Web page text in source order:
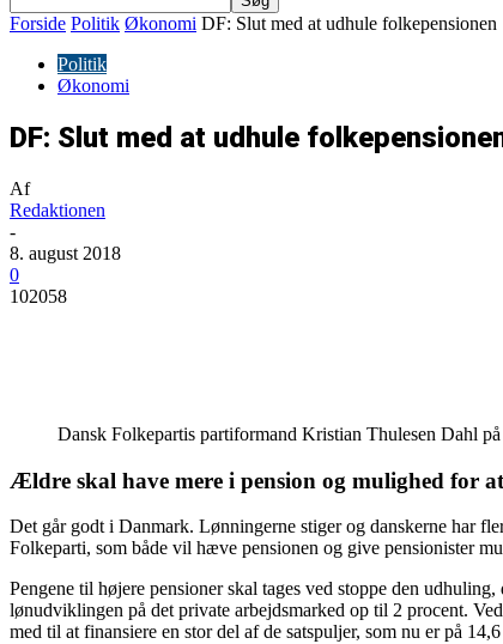
Forside Politik Økonomi DF: Slut med at udhule folkepensionen
Politik
Økonomi
DF: Slut med at udhule
Af
Redaktionen
-
8. august 2018
0
102058
Dansk Folkepartis partiformand Kristian Thulesen Dahl
Ældre skal have mere i pension og mulighed for
Det går godt i Danmark. Lønningerne stiger og danskerne har
Folkeparti, som både vil hæve pensionen og give pensionister
Pengene til højere pensioner skal tages ved stoppe den
lønudviklingen på det private arbejdsmarked op til 2 procent.
med til at finansiere en stor del af de satspuljer, som nu er på